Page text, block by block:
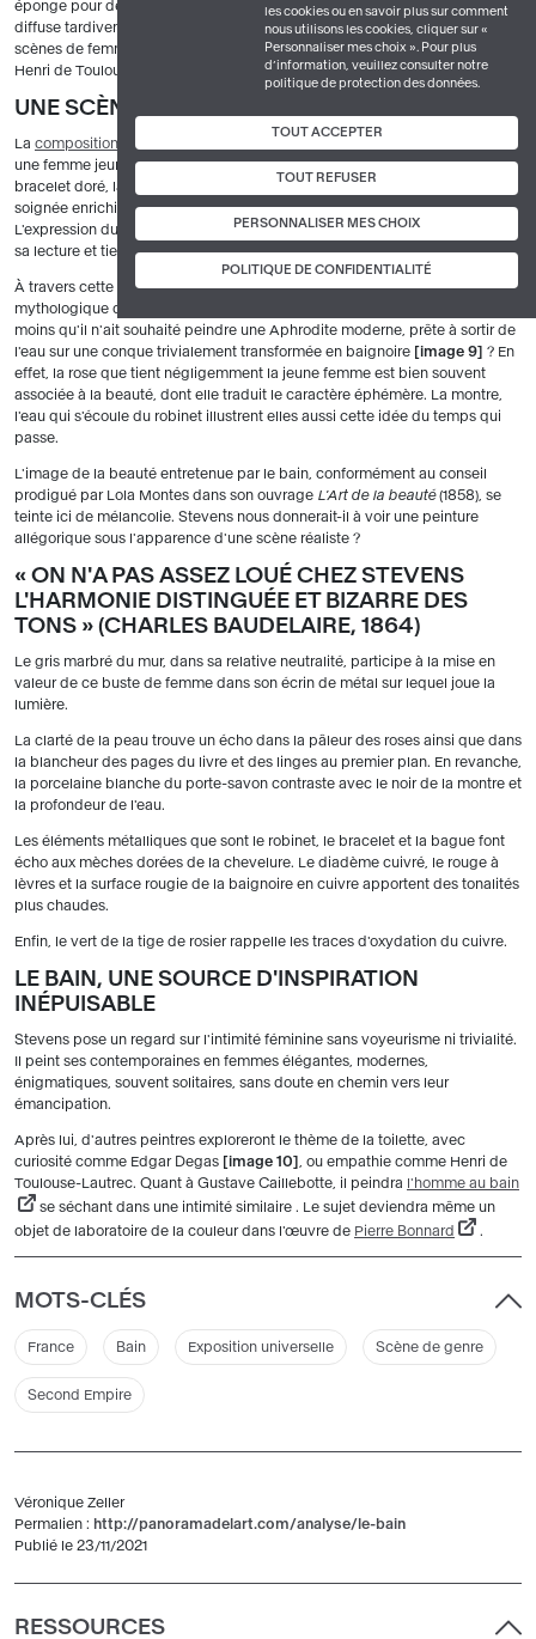
les cookies ou en savoir plus sur comment
nous utilisons les cookies, cliquer sur «
Personnaliser mes choix ». Pour plus
d’information, veuillez consulter notre
politique de protection des données.
TOUT ACCEPTER
TOUT REFUSER
PERSONNALISER MES CHOIX
POLITIQUE DE CONFIDENTIALITÉ
éponge pour des ablutions partielles. Le tub, une bassine en zinc, se
diffuse tardivement à la fin du siècle il est représenté dans les nombreuses
scènes de femmes à leur toilette peintes par Edgar Degas
image 7
Henri de Toulouse-Lautrec
.
UNE SCÈNE RÉALISTE OU UNE ALLÉGORIE ?
La composition en plan serré place le spectateur au plus près du modèle :
une femme jeune, dont la précision des traits évoque un portrait. Le
bracelet doré, la bague à l'annulaire gauche, la coiffure en chignon
soignée enrichie d'un peigne diadème traduisent un milieu social aisé.
L'expression du visage est pensive, rêveuse la jeune femme a abandonné
sa lecture et tient négligemment une branche de rosier blanc.
À travers cette scène de genre, Stevens ne revisiterait-il pas le thème
mythologique de l'union de Léda et de Zeus métamorphosé en cygne ? À
moins qu'il n'ait souhaité peindre une Aphrodite moderne, prête à sortir de
l'eau sur une conque trivialement transformée en baignoire
image 9
? En
effet, la rose que tient négligemment la jeune femme est bien souvent
associée à la beauté, dont elle traduit le caractère éphémère. La montre,
l'eau qui s'écoule du robinet illustrent elles aussi cette idée du temps qui
passe.
L'image de la beauté entretenue par le bain, conformément au conseil
prodigué par Lola Montes dans son ouvrage L'Art de la beauté(1858), se
teinte ici de mélancolie. Stevens nous donnerait-il à voir une peinture
allégorique sous l'apparence d'une scène réaliste ?
« ON N'A PAS ASSEZ LOUÉ CHEZ STEVENS
L'HARMONIE DISTINGUÉE ET BIZARRE DES
TONS » (CHARLES BAUDELAIRE, 1864)
Le gris marbré du mur, dans sa relative neutralité, participe à la mise en
valeur de ce buste de femme dans son écrin de métal sur lequel joue la
lumière.
La clarté de la peau trouve un écho dans la pâleur des roses ainsi que dans
la blancheur des pages du livre et des linges au premier plan. En revanche,
la porcelaine blanche du porte-savon contraste avec le noir de la montre et
la profondeur de l'eau.
Les éléments métalliques que sont le robinet, le bracelet et la bague font
écho aux mèches dorées de la chevelure. Le diadème cuivré, le rouge à
lèvres et la surface rougie de la baignoire en cuivre apportent des tonalités
plus chaudes.
Enfin, le vert de la tige de rosier rappelle les traces d'oxydation du cuivre.
LE BAIN, UNE SOURCE D'INSPIRATION
INÉPUISABLE
Stevens pose un regard sur l'intimité féminine sans voyeurisme ni trivialité.
Il peint ses contemporaines en femmes élégantes, modernes,
énigmatiques, souvent solitaires, sans doute en chemin vers leur
émancipation.
Après lui, d'autres peintres exploreront le thème de la toilette, avec
curiosité comme Edgar Degas
image 10
, ou empathie comme Henri de
Toulouse-Lautrec. Quant à Gustave Caillebotte, il peindra l'homme au bain
se séchant dans une intimité similaire . Le sujet deviendra même un
objet de laboratoire de la couleur dans l'œuvre de Pierre Bonnard .
MOTS-CLÉS
France Bain Exposition universelle Scène de genre
Second Empire
Véronique Zeller
Permalien : http://panoramadelart.com/analyse/le-bain
Publié le 23/11/2021
RESSOURCES